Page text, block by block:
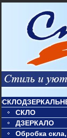
СКЛО
ДЗЕРКАЛО
Обробка